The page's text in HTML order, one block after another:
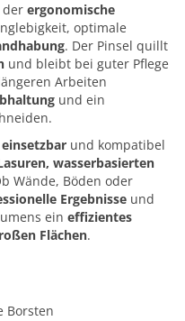
der ergonomische
optimale
. Der Pinsel quillt
und bleibt bei guter Pflege
Arbeiten
und ein
und kompatibel
wasserbasierten
Wände, Böden oder
Ergebnisse und
ein effizientes
Flächen.
Borsten